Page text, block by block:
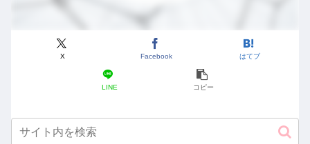
X Facebook はてブ
LINE コピー